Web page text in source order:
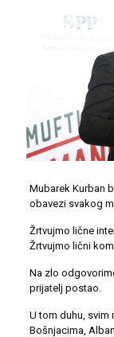
Mubarek Kurban
obavezi svakog
Žrtvujmo lične
Žrtvujmo lični
Na zlo
prijatelj postao.
U tom duhu, svim
Bošnjacima,